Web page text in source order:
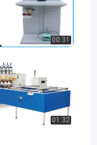
00:31
01:32